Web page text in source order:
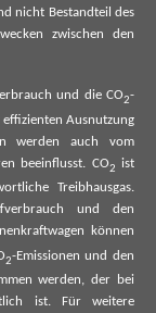
nicht Bestandteil des
zwischen den
und die CO2-
effizienten Ausnutzung
werden auch vom
beeinflusst. CO2 ist
Treibhausgas.
und den
können
2-Emissionen und den
werden, der bei
ist. Für weitere